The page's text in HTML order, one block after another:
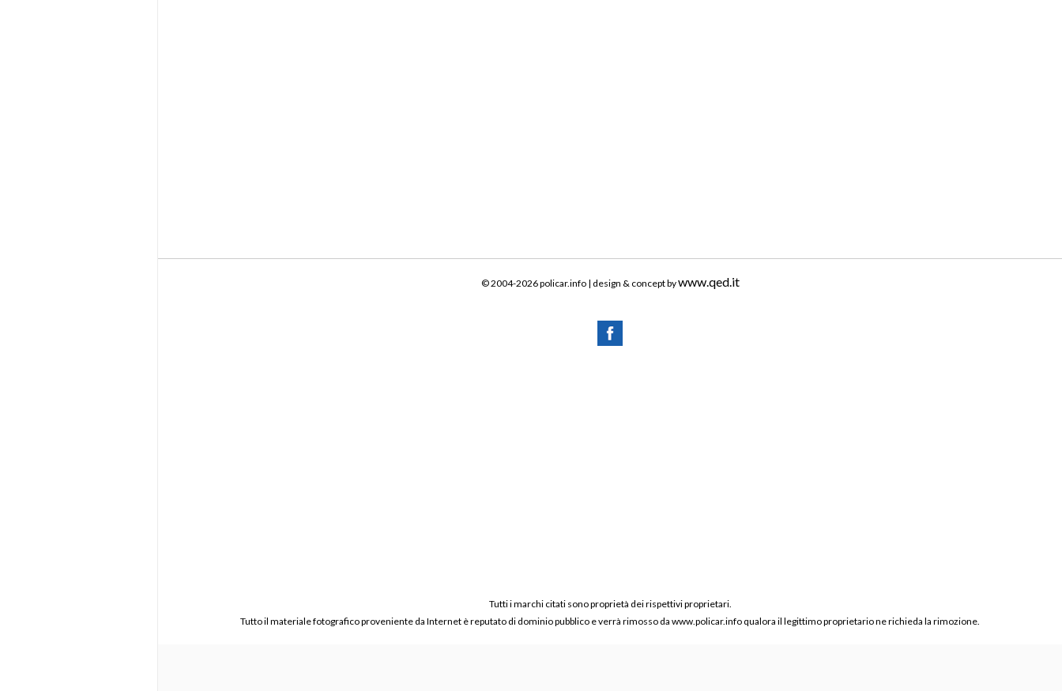
© 2004-2026 policar.info | design & concept bywww.qed.it
Tutti i marchi citati sono proprietà dei rispettivi proprietari.
Tutto il materiale fotografico proveniente da Internet è reputato di dominio pubblico e verrà rimosso da www.policar.info qualora il legittimo proprietario ne richieda la rimozione.